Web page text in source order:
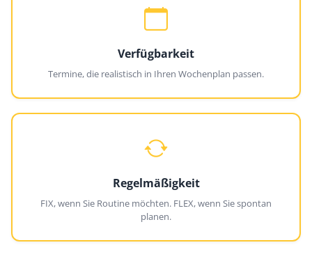
Verfügbarkeit
Termine, die realistisch in Ihren Wochenplan passen.
Regelmäßigkeit
FIX, wenn Sie Routine möchten. FLEX, wenn Sie spontan
planen.